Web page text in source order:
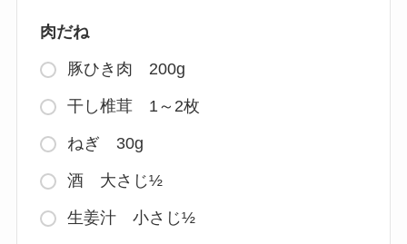
肉だね
豚ひき肉 200g
干し椎茸 1～2枚
ねぎ 30g
酒 大さじ½
生姜汁 小さじ½